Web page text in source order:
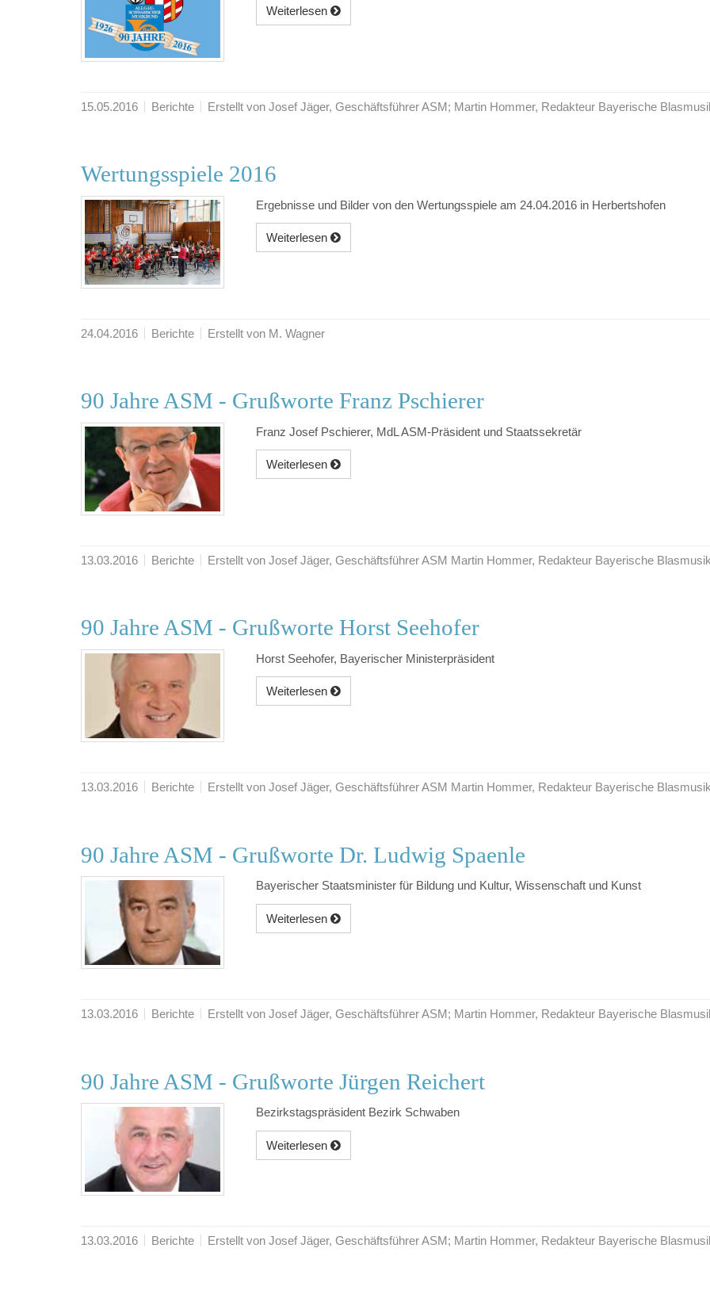
Weiterlesen
15.05.2016 Berichte Erstellt von Josef Jäger, Geschäftsführer ASM; Martin Hommer, Redakteur Bayerische
Wertungsspiele 2016
Ergebnisse und Bilder von den Wertungsspiele am 24.04.2016 in Herbertshofen
Weiterlesen
24.04.2016 Berichte Erstellt von M. Wagner
90 Jahre ASM - Grußworte Franz Pschierer
Franz Josef Pschierer, MdL ASM-Präsident und Staatssekretär
Weiterlesen
13.03.2016 Berichte Erstellt von Josef Jäger, Geschäftsführer ASM Martin Hommer, Redakteur Bayerische
90 Jahre ASM - Grußworte Horst Seehofer
Horst Seehofer, Bayerischer Ministerpräsident
Weiterlesen
13.03.2016 Berichte Erstellt von Josef Jäger, Geschäftsführer ASM Martin Hommer, Redakteur Bayerische
90 Jahre ASM - Grußworte Dr. Ludwig Spaenle
Bayerischer Staatsminister für Bildung und Kultur, Wissenschaft und Kunst
Weiterlesen
13.03.2016 Berichte Erstellt von Josef Jäger, Geschäftsführer ASM; Martin Hommer, Redakteur Bayerische
90 Jahre ASM - Grußworte Jürgen Reichert
Bezirkstagspräsident Bezirk Schwaben
Weiterlesen
13.03.2016 Berichte Erstellt von Josef Jäger, Geschäftsführer ASM; Martin Hommer, Redakteur Bayerische